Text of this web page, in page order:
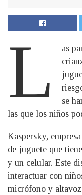
L
as
se
las que los niños
Kaspersky,
de juguete que
y un celular. Este
interactuar con
micrófono y